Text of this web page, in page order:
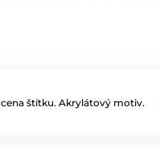
štítku. Akrylátový motiv.